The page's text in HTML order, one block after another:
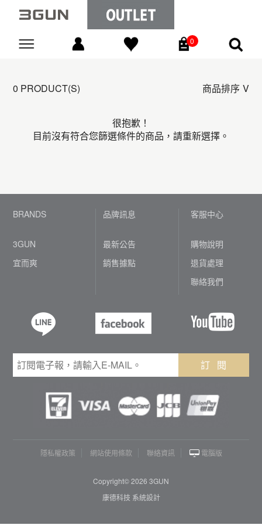
0
0 PRODUCT(S) 商品排序
很抱歉！
目前沒有符合您篩選條件的商品，請重新選擇。
BRANDS
3GUN
宜而爽
品牌訊息
最新公告
銷售據點
客服中心
購物說明
退貨處理
聯絡我們
訂 閱
隱私權政策 網站使用條款 聯絡資訊 電腦版
Copyright© 2026 3GUN
康德科技 系統設計